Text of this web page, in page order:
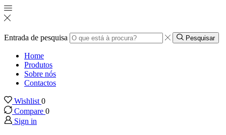
Entrada de pesquisa Pesquisar
Home
Produtos
Sobre nós
Contactos
Wishlist 0
Compare 0
Sign in